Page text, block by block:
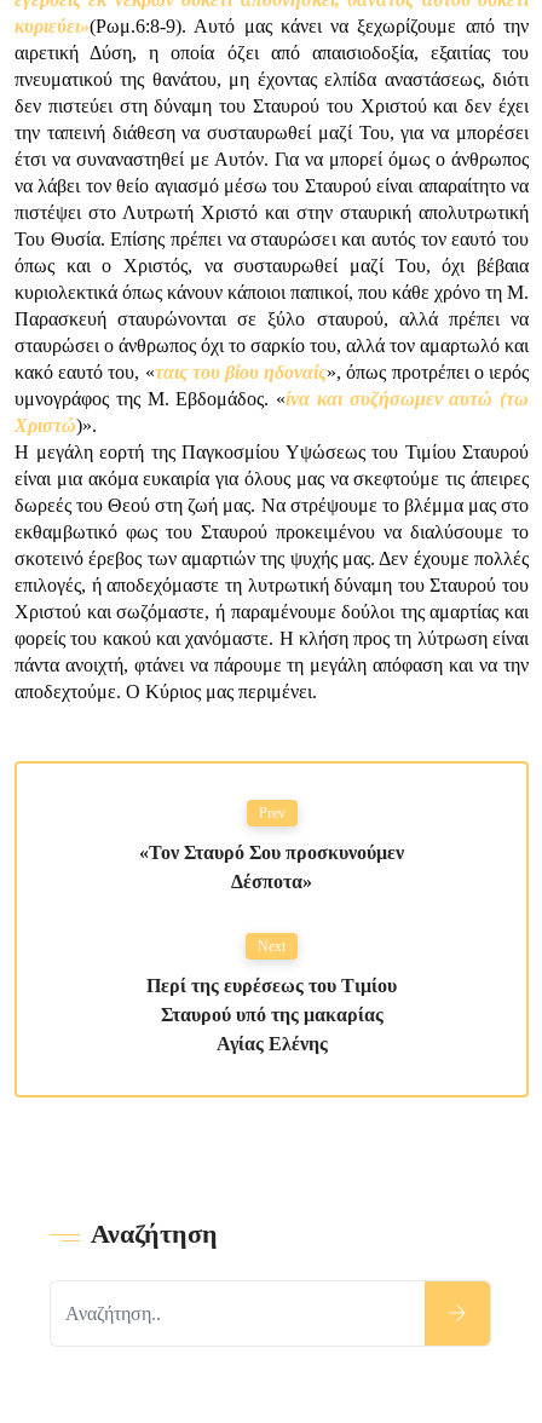
κυριεύει»(Ρωμ.6:8-9). Αυτό μας κάνει να ξεχωρίζουμε από την
αιρετική Δύση, η οποία όζει από απαισιοδοξία, εξαιτίας του
πνευματικού της θανάτου, μη έχοντας ελπίδα αναστάσεως, διότι
δεν πιστεύει στη δύναμη του Σταυρού του Χριστού και δεν έχει
την ταπεινή διάθεση να συσταυρωθεί μαζί Του, για να μπορέσει
έτσι να συναναστηθεί με Αυτόν. Για να μπορεί όμως ο άνθρωπος
να λάβει τον θείο αγιασμό μέσω του Σταυρού είναι απαραίτητο να
πιστέψει στο Λυτρωτή Χριστό και στην σταυρική απολυτρωτική
Του Θυσία. Επίσης πρέπει να σταυρώσει και αυτός τον εαυτό του
όπως και ο Χριστός, να συσταυρωθεί μαζί Του, όχι βέβαια
κυριολεκτικά όπως κάνουν κάποιοι παπικοί, που κάθε χρόνο τη Μ.
Παρασκευή σταυρώνονται σε ξύλο σταυρού, αλλά πρέπει να
σταυρώσει ο άνθρωπος όχι το σαρκίο του, αλλά τον αμαρτωλό και
κακό εαυτό του, «ταις του βίου ηδοναίς», όπως προτρέπει ο ιερός
υμνογράφος της Μ. Εβδομάδος. «ίνα και συζήσωμεν αυτώ (τω
Χριστώ)».
Η μεγάλη εορτή της Παγκοσμίου Υψώσεως του Τιμίου Σταυρού
είναι μια ακόμα ευκαιρία για όλους μας να σκεφτούμε τις άπειρες
δωρεές του Θεού στη ζωή μας. Να στρέψουμε το βλέμμα μας στο
εκθαμβωτικό φως του Σταυρού προκειμένου να διαλύσουμε το
σκοτεινό έρεβος των αμαρτιών της ψυχής μας. Δεν έχουμε πολλές
επιλογές, ή αποδεχόμαστε τη λυτρωτική δύναμη του Σταυρού του
Χριστού και σωζόμαστε, ή παραμένουμε δούλοι της αμαρτίας και
φορείς του κακού και χανόμαστε. Η κλήση προς τη λύτρωση είναι
πάντα ανοιχτή, φτάνει να πάρουμε τη μεγάλη απόφαση και να την
αποδεχτούμε. Ο Κύριος μας περιμένει.
Prev
«Τον Σταυρό Σου προσκυνούμεν
Δέσποτα»
Next
Περί της ευρέσεως του Τιμίου
Σταυρού υπό της μακαρίας
Αγίας Ελένης
Αναζήτηση